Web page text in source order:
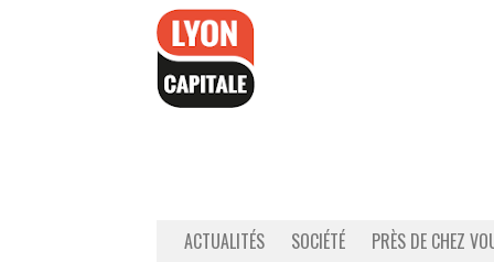
ACTUALITÉS SOCIÉTÉ PRÈS DE CHEZ